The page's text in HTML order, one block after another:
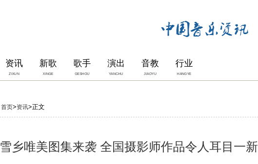
资讯
ZIXUN
新歌
XINGE
歌手
GESHOU
演出
YANCHU
音教
JIAOYU
行业
HANGYE
首页>资讯>正文
雪乡唯美图集来袭 全国摄影师作品令人耳目一新